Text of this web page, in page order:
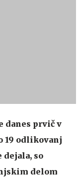
danes prvič v
19 odlikovanj
dejala, so
delom